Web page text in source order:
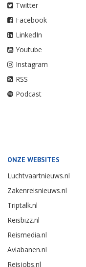
Twitter
Facebook
LinkedIn
Youtube
Instagram
RSS
Podcast
ONZE WEBSITES
Luchtvaartnieuws.nl
Zakenreisnieuws.nl
Triptalk.nl
Reisbizz.nl
Reismedia.nl
Aviabanen.nl
Reisjobs.nl